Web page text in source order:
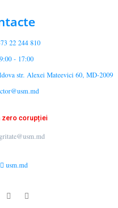
22 244 810
9:00 - 17:00
str. Alexei Mateevici 60, MD-2009
zero corupției
usm.md